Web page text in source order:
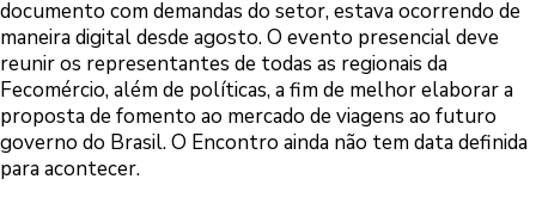
documento com demandas do setor, estava ocorrendo de
maneira digital desde agosto. O evento presencial deve
reunir os representantes de todas as regionais da
Fecomércio, além de políticas, a fim de melhor elaborar a
proposta de fomento ao mercado de viagens ao futuro
governo do Brasil. O Encontro ainda não tem data definida
para acontecer.